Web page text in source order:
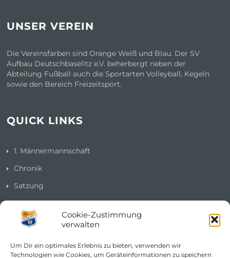
Cookie-Zustimmung
verwalten
Um Dir ein optimales Erlebnis zu bieten, verwenden wir
Technologien wie Cookies, um Geräteinformationen zu speichern
UNSER VEREIN
Die Vereinsfarben sind Orange Weiß und Blau. Der SV
Aufbau Deutschbaselitz e.V. beherbergt neben der
Abteilung Fußball auch die Sportarten Volleyball, Kegeln
sowie den Bereich Freizeitsport.
QUICK LINKS
1. Männermannschaft
Chronik
Satzung
Impressum
Datenschutzerklärung